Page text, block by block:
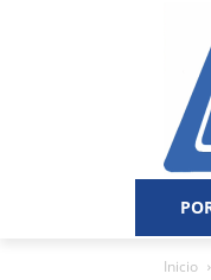
Inicio